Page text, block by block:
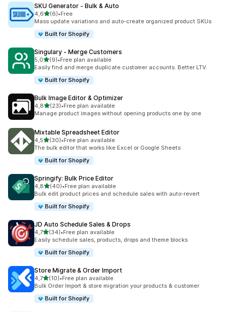
SKU Generator ‑ Bulk & Auto
4,6z 5 hvězd
(6)
Celkový počet recenzí: 6
•Free
Mass update variations and auto-create organized product SKUs
Built for Shopify
Singulary ‑ Merge Customers
5,0z 5 hvězd
(9)
Celkový počet recenzí: 9
•Free plan available
Easily find and merge duplicate customer accounts. Better LTV.
Built for Shopify
Bulk Image Editor & Optimizer
4,8z 5 hvězd
(23)
Celkový počet recenzí: 23
•Free plan available
Manage product images without opening products one by one
Mixtable Spreadsheet Editor
4,5z 5 hvězd
(30)
Celkový počet recenzí: 30
•Free plan available
The bulk editor that works like Excel or Google Sheets
Built for Shopify
Springify: Bulk Price Editor
4,8z 5 hvězd
(40)
Celkový počet recenzí: 40
•Free plan available
Bulk edit product prices and schedule sales with auto-revert
Built for Shopify
JD Auto Schedule Sales & Drops
4,7z 5 hvězd
(34)
Celkový počet recenzí: 34
•Free plan available
Easily schedule sales, products, drops and theme blocks
Built for Shopify
Store Migrate & Order Import
4,7z 5 hvězd
(10)
Celkový počet recenzí: 10
•Free plan available
Bulk Order Import & store migration your products & customer
Built for Shopify